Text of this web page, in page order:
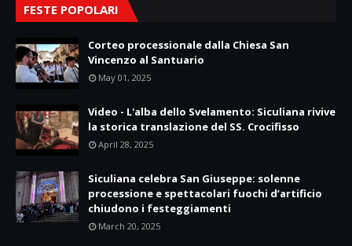
FESTE POPOLARI
Corteo processionale dalla Chiesa San
Vincenzo al Santuario
May 01, 2025
Video - L'alba dello Svelamento: Siculiana rivive
la storica translazione del SS. Crocifisso
April 28, 2025
Siculiana celebra San Giuseppe: solenne
processione e spettacolari fuochi d’artificio
chiudono i festeggiamenti
March 20, 2025